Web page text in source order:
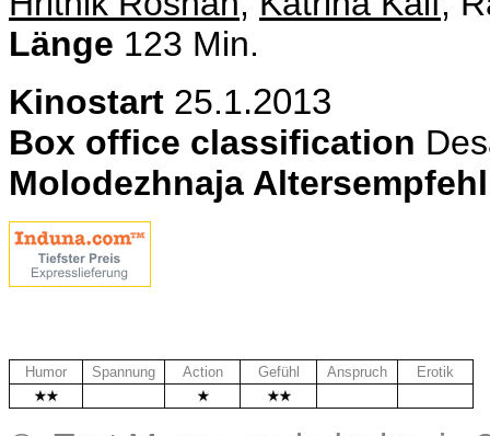
Länge 123 Min.
Kinostart 25.1.2013
Box office classification
Molodezhnaja
Humor Spannung Action Gefühl Anspruch
Erotik